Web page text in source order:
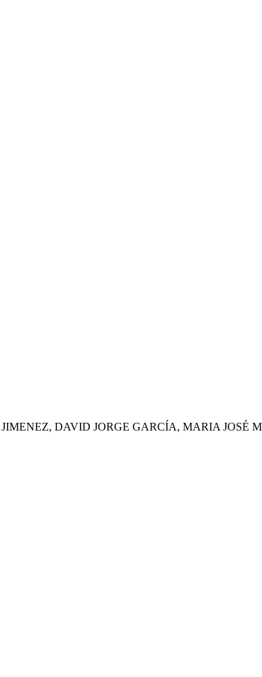
DAVID JORGE GARCÍA, MARIA JOSÉ